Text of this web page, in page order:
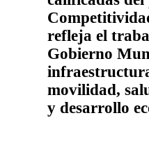
refleja el
Gobierno
movilidad,
y desarrollo